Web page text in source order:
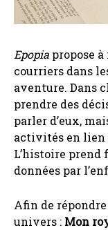
Epopia propose
courriers dans
aventure. Dans
prendre des
parler d’eux,
activités en lien
L’histoire prend
données par
Afin de
univers : Mon